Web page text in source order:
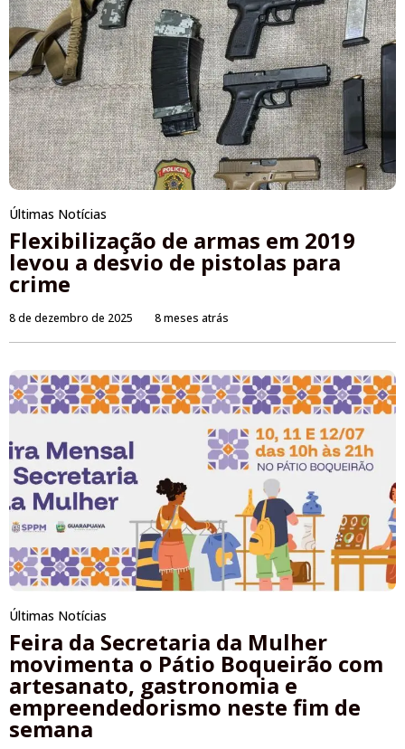
Últimas Notícias
Flexibilização de armas em 2019
levou a desvio de pistolas para
crime
8 de dezembro de 2025 8 meses atrás
Últimas Notícias
Feira da Secretaria da Mulher
movimenta o Pátio Boqueirão com
artesanato, gastronomia e
empreendedorismo neste fim de
semana